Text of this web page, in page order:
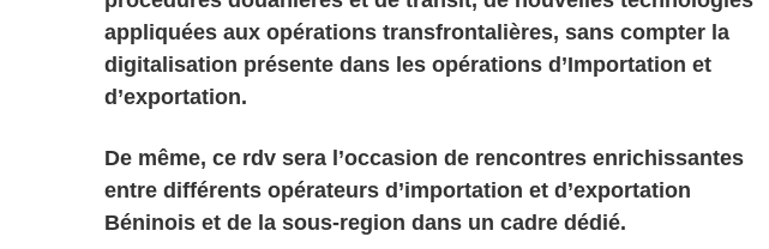
appliquées aux opérations transfrontalières, sans compter la
digitalisation présente dans les opérations d’Importation et
d’exportation.
De même, ce rdv sera l’occasion de rencontres enrichissantes
entre différents opérateurs d’importation et d’exportation
Béninois et de la sous-region dans un cadre dédié.